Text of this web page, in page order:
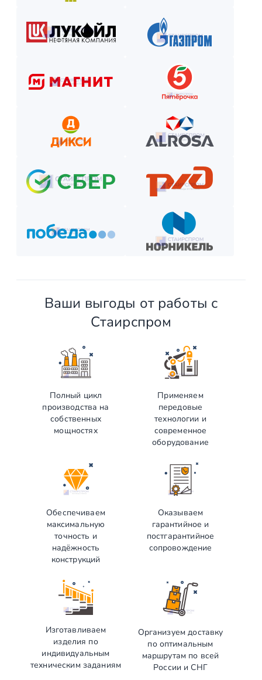
Закажите лестницу или ограждение с удобной схемой
Рассчитаем стоимость, подберём вариант расчёта и начнём
Оставьте заявку на сайте или по телефону.
Внесите предоплату (если требуется).
Отслеживайте этапы производства и монтажа.
и наслаждайтесь новой конструкцией!
Ваши выгоды от работы с
Стаирспром
Полный цикл
производства на
собственных
мощностях
Применяем
передовые
технологии и
современное
оборудование
Обеспечиваем
максимальную
точность и
надёжность
конструкций
Оказываем
гарантийное и
постгарантийное
сопровождение
Изготавливаем
изделия по
индивидуальным
техническим заданиям
Организуем доставку
по оптимальным
маршрутам по всей
России и СНГ